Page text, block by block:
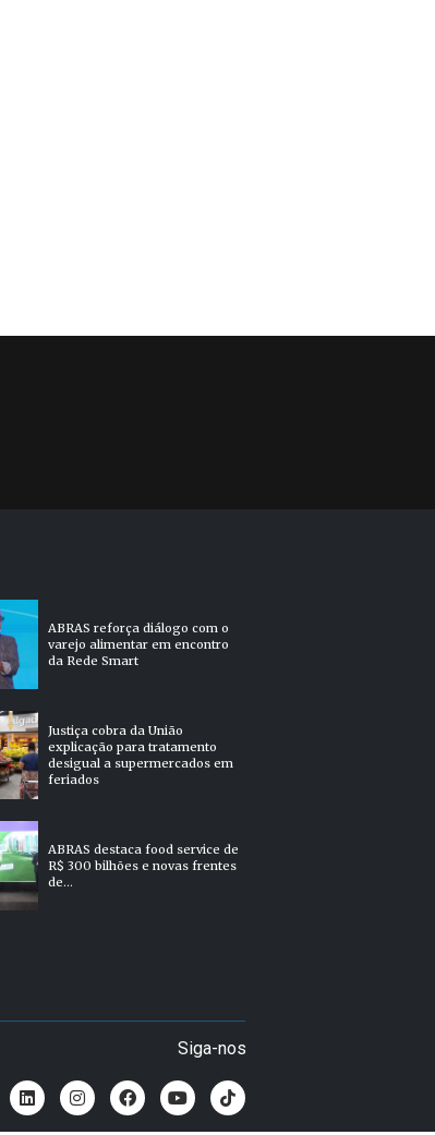
ABRAS reforça diálogo com o
varejo alimentar em encontro
da Rede Smart
Justiça cobra da União
explicação para tratamento
desigual a supermercados em
feriados
ABRAS destaca food service de
R$ 300 bilhões e novas frentes
de...
Siga-nos